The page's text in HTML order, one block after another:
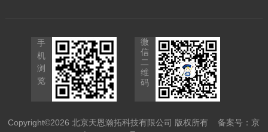
手
机
浏
览
微
信
二
维
码
Copyright©2026 北京天恩瀚拓科技有限公司 版权所有备案号：京